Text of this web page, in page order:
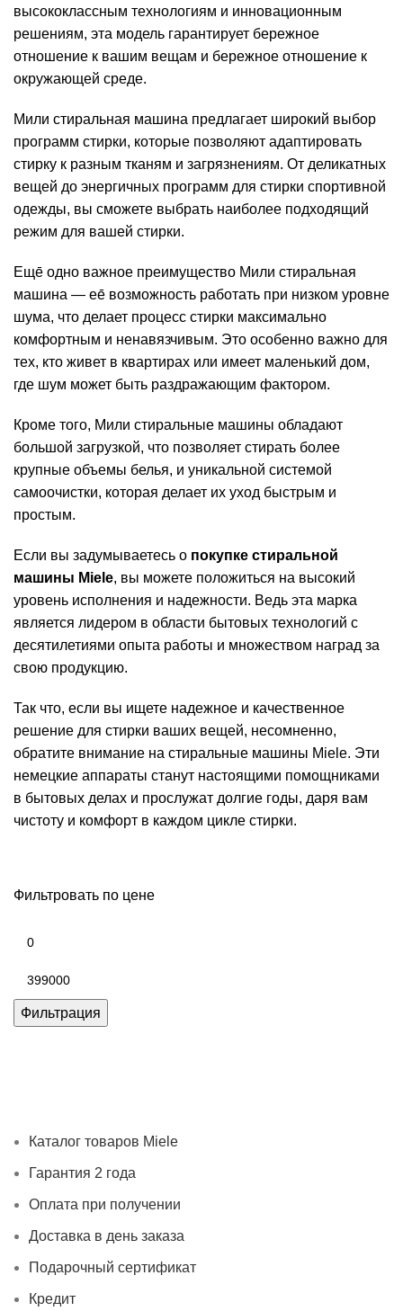
Фильтровать по цене
Фильтрация
высококлассным технологиям и инновационным
решениям, эта модель гарантирует бережное
отношение к вашим вещам и бережное отношение к
окружающей среде.
Мили стиральная машина предлагает широкий выбор
программ стирки, которые позволяют адаптировать
стирку к разным тканям и загрязнениям. От деликатных
вещей до энергичных программ для стирки спортивной
одежды, вы сможете выбрать наиболее подходящий
режим для вашей стирки.
Еще̄ одно важное преимущество Мили стиральная
машина — ее̄ возможность работать при низком уровне
шума, что делает процесс стирки максимально
комфортным и ненавязчивым. Это особенно важно для
тех, кто живет в квартирах или имеет маленький дом,
где шум может быть раздражающим фактором.
Кроме того, Мили стиральные машины обладают
большой загрузкой, что позволяет стирать более
крупные объемы белья, и уникальной системой
самоочистки, которая делает их уход быстрым и
простым.
Если вы задумываетесь о покупке стиральной
машины Miele, вы можете положиться на высокий
уровень исполнения и надежности. Ведь эта марка
является лидером в области бытовых технологий с
десятилетиями опыта работы и множеством наград за
свою продукцию.
Так что, если вы ищете надежное и качественное
решение для стирки ваших вещей, несомненно,
обратите внимание на стиральные машины Miele. Эти
немецкие аппараты станут настоящими помощниками
в бытовых делах и прослужат долгие годы, даря вам
чистоту и комфорт в каждом цикле стирки.
Каталог товаров Miele
Гарантия 2 года
Оплата при получении
Доставка в день заказа
Подарочный сертификат
Кредит